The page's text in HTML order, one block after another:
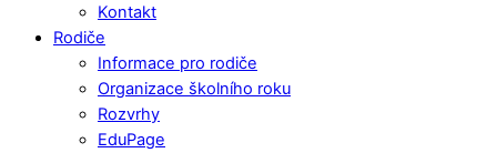
Kontakt
Rodiče
Informace pro rodiče
Organizace školního roku
Rozvrhy
EduPage